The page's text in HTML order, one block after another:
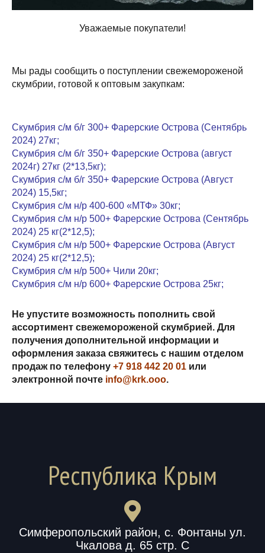
Уважаемые покупатели!
Мы рады сообщить о поступлении свежемороженой
скумбрии, готовой к оптовым закупкам:
Скумбрия с/м б/г 300+ Фарерские Острова (Сентябрь
2024) 27кг;
Скумбрия с/м б/г 350+ Фарерские Острова (август
2024г) 27кг (2*13,5кг);
Скумбрия с/м б/г 350+ Фарерские Острова (Август
2024) 15,5кг;
Скумбрия с/м н/р 400-600 «МТФ» 30кг;
Скумбрия с/м н/р 500+ Фарерские Острова (Сентябрь
2024) 25 кг(2*12,5);
Скумбрия с/м н/р 500+ Фарерские Острова (Август
2024) 25 кг(2*12,5);
Скумбрия с/м н/р 500+ Чили 20кг;
Скумбрия с/м н/р 600+ Фарерские Острова 25кг;
Не упустите возможность пополнить свой
ассортимент свежемороженой скумбрией. Для
получения дополнительной информации и
оформления заказа свяжитесь с нашим отделом
продаж по телефону +7 918 442 20 01 или
электронной почте info@krk.ooo.
Республика Крым
Симферопольский район, с. Фонтаны ул.
Чкалова д. 65 стр. С